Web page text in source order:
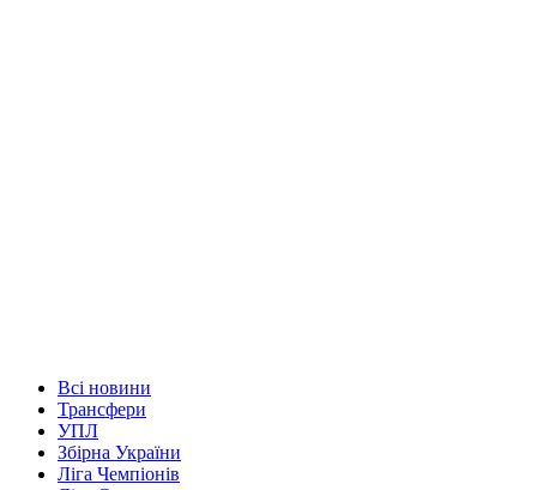
Всі новини
Трансфери
УПЛ
Збірна України
Ліга Чемпіонів